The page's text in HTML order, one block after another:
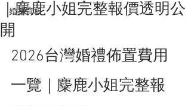
婚禮背板
｜麋鹿小姐完整報價透明公
開
2026台灣婚禮佈置費用
一覽｜麋鹿小姐完整報